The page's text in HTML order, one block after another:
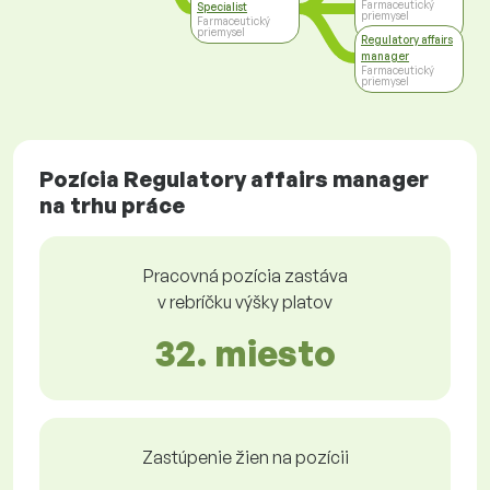
Specialist
Farmaceutický
priemysel
Farmaceutický
priemysel
Regulatory affairs
manager
Farmaceutický
priemysel
Pozícia Regulatory affairs manager
na trhu práce
Pracovná pozícia zastáva
v rebríčku výšky platov
32. miesto
Zastúpenie žien na pozícii